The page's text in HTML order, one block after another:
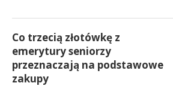
Co trzecią złotówkę z
emerytury seniorzy
przeznaczają na podstawowe
zakupy